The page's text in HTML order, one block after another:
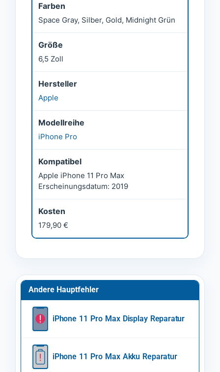
Farben
Space Gray, Silber, Gold, Midnight Grün
Größe
6,5 Zoll
Hersteller
Apple
Modellreihe
iPhone Pro
Kompatibel
Apple iPhone 11 Pro Max
Erscheinungsdatum: 2019
Kosten
179,90 €
Andere Hauptfehler
iPhone 11 Pro Max Display Reparatur
iPhone 11 Pro Max Akku Reparatur